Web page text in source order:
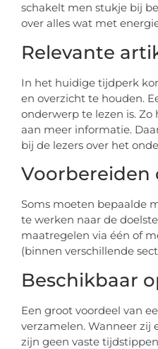
schakelt men stukje bij
over alles wat met
Relevante
In het huidige tijdperk
en overzicht te houden.
onderwerp te lezen is.
aan meer informatie.
bij de lezers over het
Voorbereiden
Soms moeten bepaalde
te werken naar de
maatregelen via één of
(binnen verschillende
Beschikbaar
Een groot voordeel van
verzamelen. Wanneer zij
zijn geen vaste